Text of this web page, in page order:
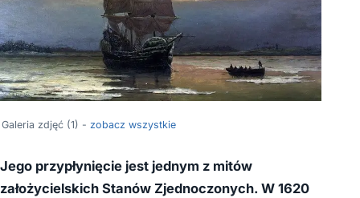
Galeria zdjęć (1) - zobacz wszystkie
Jego przypłynięcie jest jednym z mitów
założycielskich Stanów Zjednoczonych. W 1620